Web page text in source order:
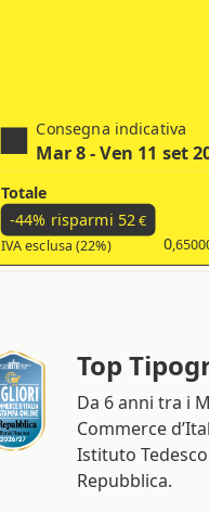
Consegna indicativa
Mar 8 - Ven 11 set
Totale
-44% risparmi 52€
IVA esclusa (22%) 0
Top
Da 6 anni tra i
Commerce
Istituto
Repubblica.